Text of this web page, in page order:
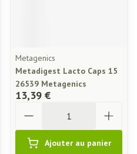
Metagenics
Metadigest Lacto Caps 15
26539 Metagenics
13,39 €
Ajouter au panier